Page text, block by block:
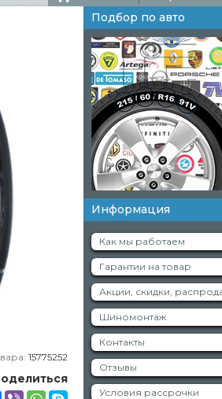
15775252
Подбор по авто
Информация
Как мы работаем
Гарантии на товар
Акции, скидки,
Шиномонтаж
Контакты
Отзывы
Условия рассрочки